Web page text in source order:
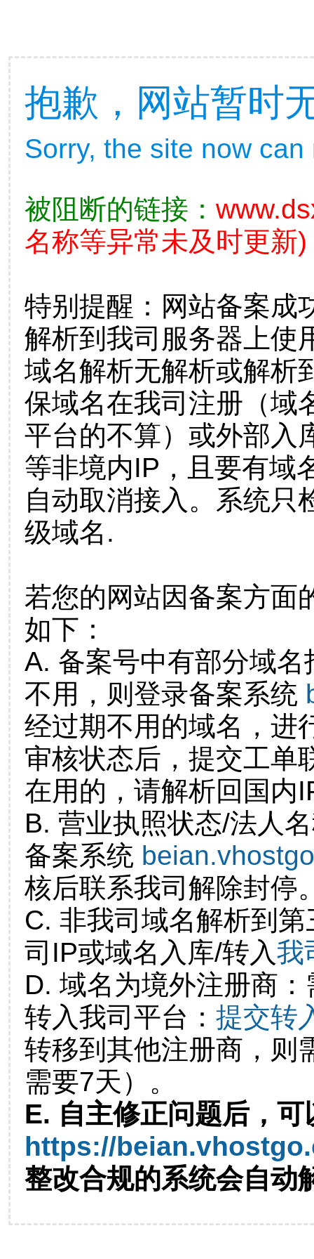
抱歉，网站暂时
Sorry, the site now
被阻断的链接：
名称等异常未及时更新)
特别提醒：网站备案成
解析到我司服务器上使
域名解析无解析或解析
保域名在我司注册（域
平台的不算）或外部入
等非境内IP，且要有域
自动取消接入。系统只
级域名.
若您的网站因备案方面
如下：
A. 备案号中有部分域
不用，则登录备案系统
经过期不用的域名，进
审核状态后，提交工单
在用的，请解析回国内
B. 营业执照状态/法人
备案系统
核后联系我司解除封停
C. 非我司域名解析到
司IP或域名入库/转入我
D. 域名为境外注册商
转入我司平台： 提交转
转移到其他注册商，则
需要7天）。
E. 自主修正问题后，可
https://
整改合规的系统会自动